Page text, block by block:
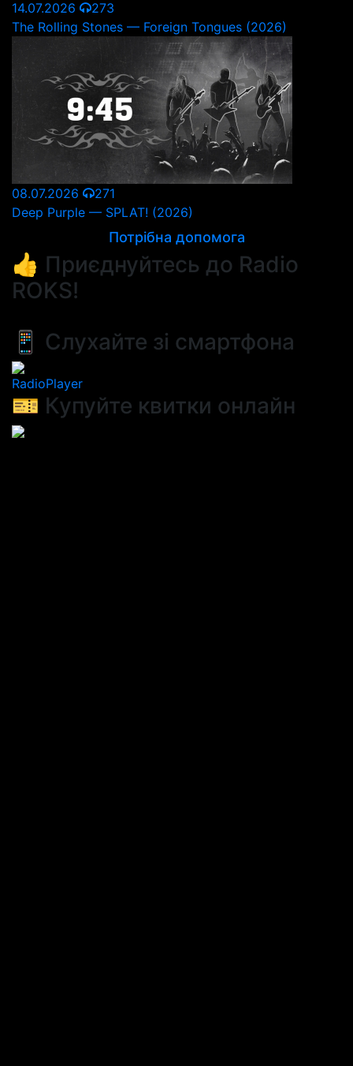
14.07.2026
273
The Rolling Stones — Foreign Tongues (2026)
08.07.2026
271
Deep Purple — SPLAT! (2026)
Потрібна допомога
👍 Приєднуйтесь до Radio
ROKS!
📱 Слухайте зі смартфона
RadioPlayer
🎫 Купуйте квитки онлайн